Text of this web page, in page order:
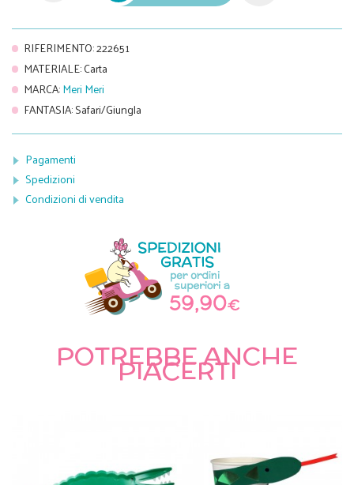
RIFERIMENTO:222651
MATERIALE:Carta
MARCA:Meri Meri
FANTASIA:Safari/Giungla
Pagamenti
Spedizioni
Condizioni di vendita
POTREBBE ANCHE
PIACERTI